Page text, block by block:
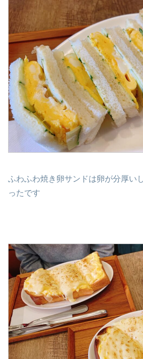
ふわふわ焼き卵サンドは卵が分厚い
ったです